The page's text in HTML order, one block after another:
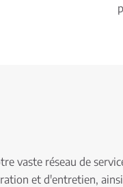
vaste réseau de
et d'entretien,